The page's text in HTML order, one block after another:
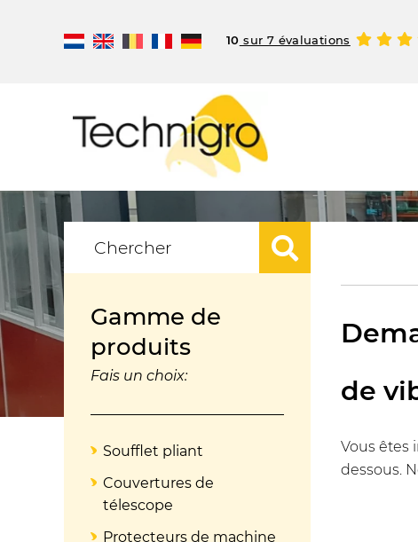
10 sur 7 évaluations
de
Vous êtes
dessous.
Gamme de
produits
Fais un choix:
Soufflet pliant
Couvertures de
télescope
Protecteurs de machine